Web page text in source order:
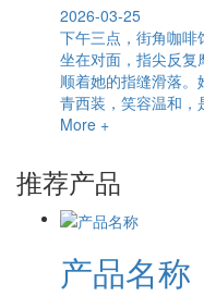
2026-03-25
下午三点，街角咖啡
坐在对面，指尖反
顺着她的指缝滑落
青西装，笑容温和，
More +
推荐产品
产品名称